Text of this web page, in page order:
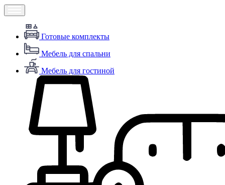
Готовые комплекты
Мебель для спальни
Мебель для гостиной